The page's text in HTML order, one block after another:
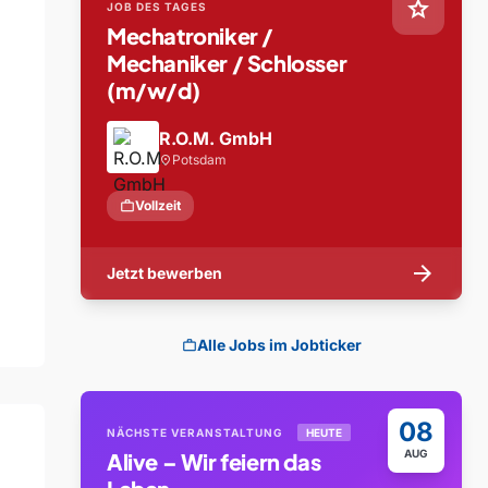
star
JOB DES TAGES
Mechatroniker /
Mechaniker / Schlosser
(m/w/d)
R.O.M. GmbH
location_on Potsdam
workVollzeit
Jetzt bewerben arrow_forward
workAlle Jobs im Jobticker
08
AUG
NÄCHSTE VERANSTALTUNG HEUTE
Alive – Wir feiern das